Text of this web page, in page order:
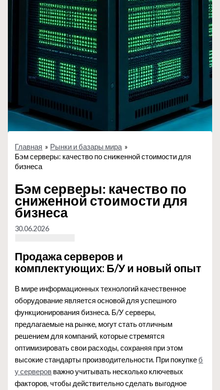
Главная
Рынки и базары мира
Бэм серверы: качество по сниженной стоимости для
бизнеса
Бэм серверы: качество по
сниженной стоимости для
бизнеса
30.06.2026
Продажа серверов и
комплектующих: Б/У и новый опыт
В мире информационных технологий качественное
оборудование является основой для успешного
функционирования бизнеса. Б/У серверы,
предлагаемые на рынке, могут стать отличным
решением для компаний, которые стремятся
оптимизировать свои расходы, сохраняя при этом
высокие стандарты производительности. При покупке б
у серверов важно учитывать несколько ключевых
факторов, чтобы действительно сделать выгодное